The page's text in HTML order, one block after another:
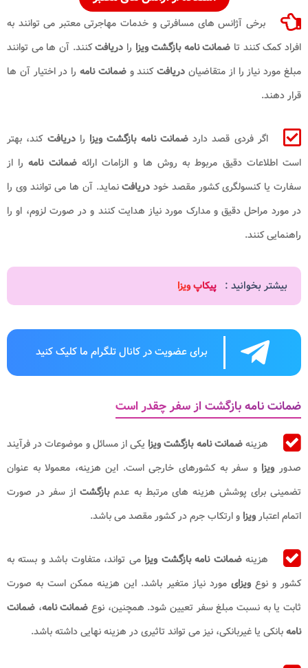
برخی آژانس های مسافرتی و خدمات مهاجرتی معتبر می توانند به
افراد کمک کنند تا ضمانت نامه بازگشت ویزا را دریافتکنند. آن ها می توانند
مبلغ مورد نیاز را از متقاضیان دریافتکنند وضمانت نامه را در اختیار آن ها
قرار دهند.
اگر فردی قصد داردضمانت نامه بازگشت ویزا رادریافتکند، بهتر
است اطلاعات دقیق مربوط به روش ها و الزامات ارائهضمانت نامه را از
سفارت یا کنسولگری کشور مقصد خود دریافتنماید. آن ها می توانند وی را
در مورد مراحل دقیق و مدارک مورد نیاز هدایت کنند و در صورت لزوم، او را
راهنمایی کنند.
بیشتر بخوانید : پیکاپ ویزا
برای عضویت در کانال تلگرام ما کلیک کنید
ضمانت نامه بازگشت از سفر چقدر است
هزینهضمانت نامه بازگشت ویزا یکی از مسائل و موضوعات در فرآیند
صدور ویزاو سفر به کشورهای خارجی است. این هزینه، معمولا به عنوان
تضمینی برای پوشش هزینه های مرتبط به عدمبازگشتاز سفر در صورت
اتمام اعتبارویزا و ارتکاب جرم در کشور مقصد می باشد.
هزینهضمانت نامه بازگشت ویزا می تواند، متفاوت باشد و بسته به
کشور و نوعویزایمورد نیاز متغیر باشد. این هزینه ممکن است به صورت
ثابت یا به نسبت مبلغ سفر تعیین شود. همچنین، نوع ضمانت نامه، ضمانت
نامهبانکی یا غیربانکی، نیز می تواند تاثیری در هزینه نهایی داشته باشد.